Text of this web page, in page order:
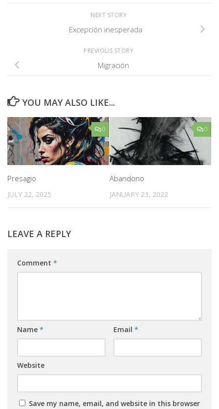
NEXT STORY
Excepción inesperada
PREVIOUS STORY
Migración
YOU MAY ALSO LIKE...
0
Presagio
JULY 22, 2025
0
Abandono
JANUARY 23, 2022
LEAVE A REPLY
Comment *
Name * Email *
Website
Save my name, email, and website in this browser